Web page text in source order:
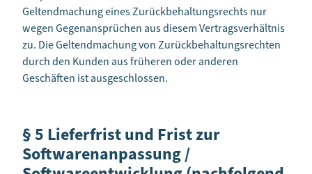
Geltendmachung eines Zurückbehaltungsrechts nur
wegen Gegenansprüchen aus diesem Vertragsverhältnis
zu. Die Geltendmachung von Zurückbehaltungsrechten
durch den Kunden aus früheren oder anderen
Geschäften ist ausgeschlossen.
§ 5 Lieferfrist und Frist zur
Softwarenanpassung /